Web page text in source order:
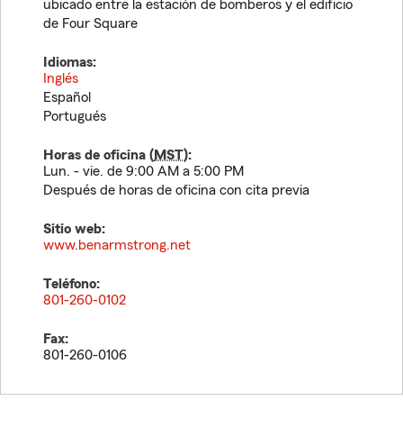
ubicado entre la estación de bomberos y el edificio
de Four Square
Idiomas:
Inglés
Español
Portugués
Horas de oficina (MST):
Lun. - vie. de 9:00 AM a 5:00 PM
Después de horas de oficina con cita previa
Sitio web:
www.benarmstrong.net
Teléfono:
801-260-0102
Fax:
801-260-0106